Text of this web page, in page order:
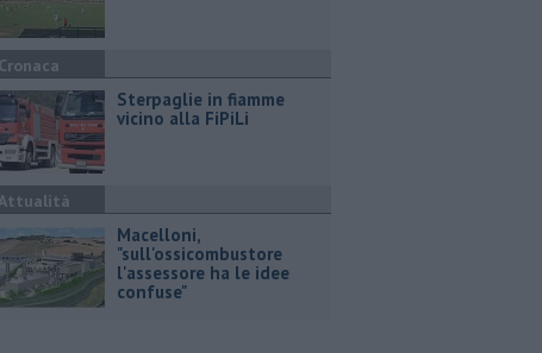
Cronaca
Sterpaglie in fiamme
vicino alla FiPiLi
Macelloni,
"sull'ossicombustore
l'assessore ha le idee
confuse"